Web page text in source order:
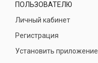
ПОЛЬЗОВАТЕЛЮ
Личный кабинет
Регистрация
Установить приложение